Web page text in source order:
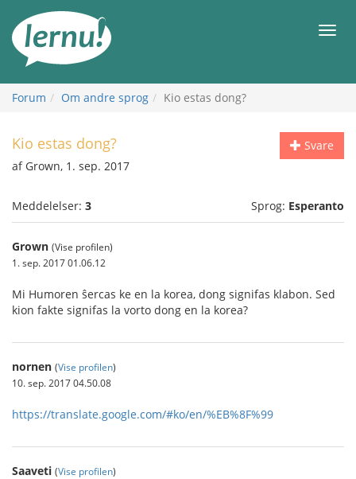
indholdet
Forum Om andre sprog Kio estas dong?
Svare
Kio estas dong?
af Grown, 1. sep. 2017
Meddelelser: 3 Sprog: Esperanto
Grown (Vise profilen)
1. sep. 2017 01.06.12
Mi Humoren ŝercas ke en la korea, dong signifas klabon. Sed
kion fakte signifas la vorto dong en la korea?
nornen (Vise profilen)
10. sep. 2017 04.50.08
https://translate.google.com/#ko/en/%EB%8F%99
Saaveti (Vise profilen)